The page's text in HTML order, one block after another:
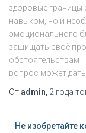
здоровые границы
навыком, но и
эмоционального
защищать своё
обстоятельствам
вопрос может
Отadmin 2 года
Не изобретайте